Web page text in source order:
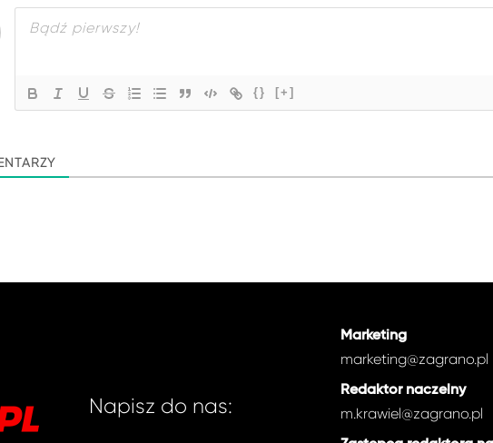
{} [+]
Napisz do nas:
Marketing
marketing@zagrano.pl
Redaktor naczelny
m.krawiel@zagrano.pl